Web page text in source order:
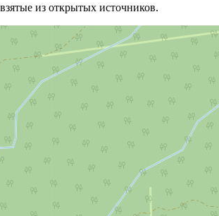
из открытых источников.